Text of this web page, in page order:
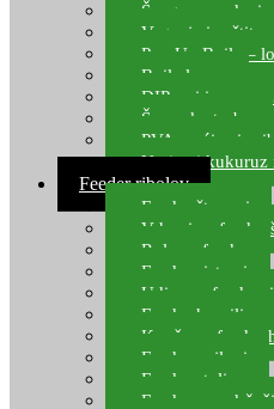
Špage, upredenice
Vaganje i zaštita
Pop Up Boile –
Boile lovne
DIP-ovi i arome
Šaranske torbe
PVA vrećice i
Umjetni kukuruz
Feeder ribolov
Feeder štapovi
Vrhovi za feeder
Role za feeder
Feeder sistemi
Udice za feeder
Feeder hranilice
Kopče za feeder
Feeder najloni
Feeder stolice
Feeder arm držači